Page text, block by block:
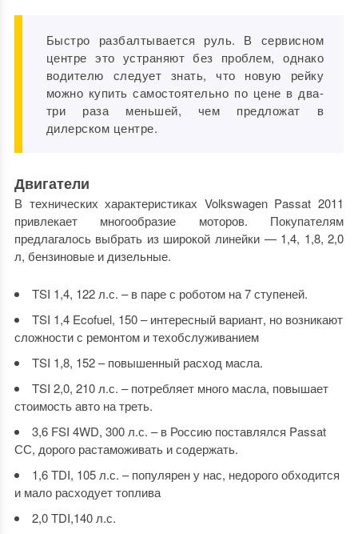
Быстро разбалтывается руль. В сервисном
центре это устраняют без проблем, однако
водителю следует знать, что новую рейку
можно купить самостоятельно по цене в два-
три раза меньшей, чем предложат в
дилерском центре.
Двигатели
В технических характеристиках Volkswagen Passat 2011
привлекает многообразие моторов. Покупателям
предлагалось выбрать из широкой линейки — 1,4, 1,8, 2,0
л, бензиновые и дизельные.
TSI 1,4, 122 л.с. – в паре с роботом на 7 ступеней.
TSI 1,4 Ecofuel, 150 – интересный вариант, но возникают
сложности с ремонтом и техобслуживанием
TSI 1,8, 152 – повышенный расход масла.
TSI 2,0, 210 л.с. – потребляет много масла, повышает
стоимость авто на треть.
3,6 FSI 4WD, 300 л.с. – в Россию поставлялся Passat
СС, дорого растаможивать и содержать.
1,6 TDI, 105 л.с. – популярен у нас, недорого обходится
и мало расходует топлива
2,0 TDI,140 л.с.